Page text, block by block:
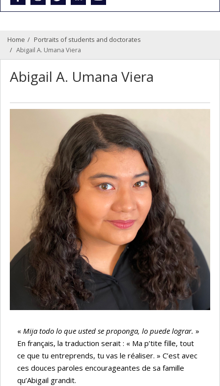
Home
Portraits of students and doctorates
Abigail A. Umana Viera
Abigail A. Umana Viera
« Mija todo lo que usted se proponga, lo puede lograr. »
En français, la traduction serait : « Ma p’tite fille, tout
ce que tu entreprends, tu vas le réaliser. » C’est avec
ces douces paroles encourageantes de sa famille
qu’Abigail grandit.